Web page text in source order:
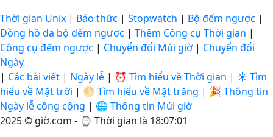
Thời gian Unix | Báo thức | Stopwatch | Bộ đếm ngược |
Đồng hồ đa bộ đếm ngược | Thêm Công cụ Thời gian |
Công cụ đếm ngược | Chuyển đổi Múi giờ | Chuyển đổi
Ngày
| Các bài viết | Ngày lễ | ⏰ Tìm hiểu về Thời gian | ☀️ Tìm
hiểu về Mặt trời | 🌕 Tìm hiểu về Mặt trăng | 🎉 Thông tin
Ngày lễ công cộng | 🌐 Thông tin Múi giờ
2025 © giờ.com - ⌚ Thời gian là 18:07:01